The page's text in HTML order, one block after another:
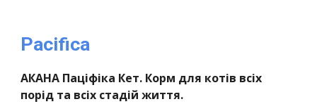
Pacifica
АКАНА Паціфіка Кет. Корм для котів всіх
порід та всіх стадій життя.